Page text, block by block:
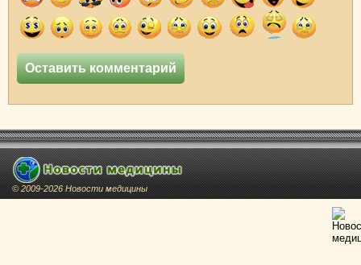
© 2009-2026 Новости медицины